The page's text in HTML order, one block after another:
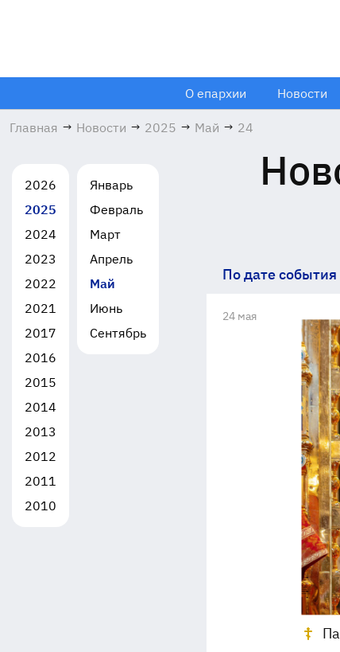
О епархии Новости
Главная → Новости → 2025 → Май → 24
2026
2025
2024
2023
2022
2021
2017
2016
2015
2014
2013
2012
2011
2010
Январь
Февраль
Март
Апрель
Май
Июнь
Сентябрь
По дате события
24 мая